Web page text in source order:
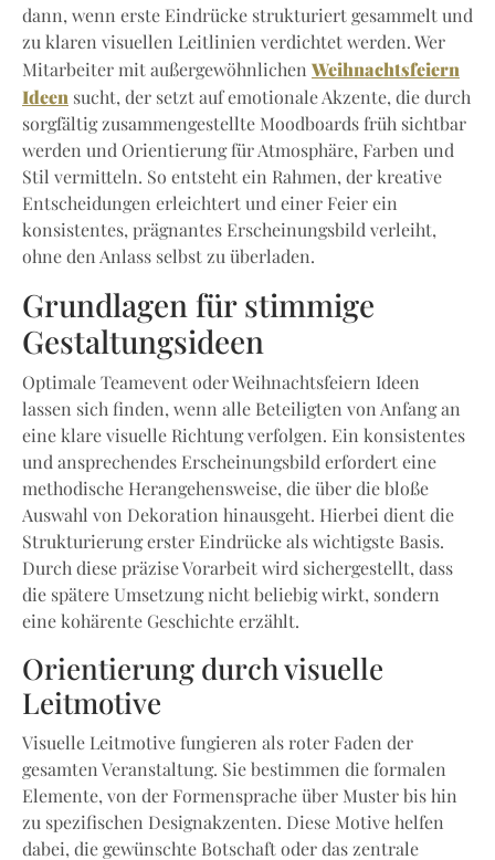
dann, wenn erste Eindrücke strukturiert gesammelt und
zu klaren visuellen Leitlinien verdichtet werden. Wer
Mitarbeiter mit außergewöhnlichen Weihnachtsfeiern
Ideen sucht, der setzt auf emotionale Akzente, die durch
sorgfältig zusammengestellte Moodboards früh sichtbar
werden und Orientierung für Atmosphäre, Farben und
Stil vermitteln. So entsteht ein Rahmen, der kreative
Entscheidungen erleichtert und einer Feier ein
konsistentes, prägnantes Erscheinungsbild verleiht,
ohne den Anlass selbst zu überladen.
Grundlagen für stimmige
Gestaltungsideen
Optimale Teamevent oder Weihnachtsfeiern Ideen
lassen sich finden, wenn alle Beteiligten von Anfang an
eine klare visuelle Richtung verfolgen. Ein konsistentes
und ansprechendes Erscheinungsbild erfordert eine
methodische Herangehensweise, die über die bloße
Auswahl von Dekoration hinausgeht. Hierbei dient die
Strukturierung erster Eindrücke als wichtigste Basis.
Durch diese präzise Vorarbeit wird sichergestellt, dass
die spätere Umsetzung nicht beliebig wirkt, sondern
eine kohärente Geschichte erzählt.
Orientierung durch visuelle
Leitmotive
Visuelle Leitmotive fungieren als roter Faden der
gesamten Veranstaltung. Sie bestimmen die formalen
Elemente, von der Formensprache über Muster bis hin
zu spezifischen Designakzenten. Diese Motive helfen
dabei, die gewünschte Botschaft oder das zentrale